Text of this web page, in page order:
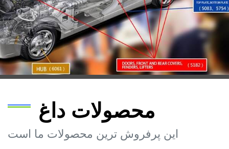
محصولات داغ
این پرفروش ترین محصولات ما است